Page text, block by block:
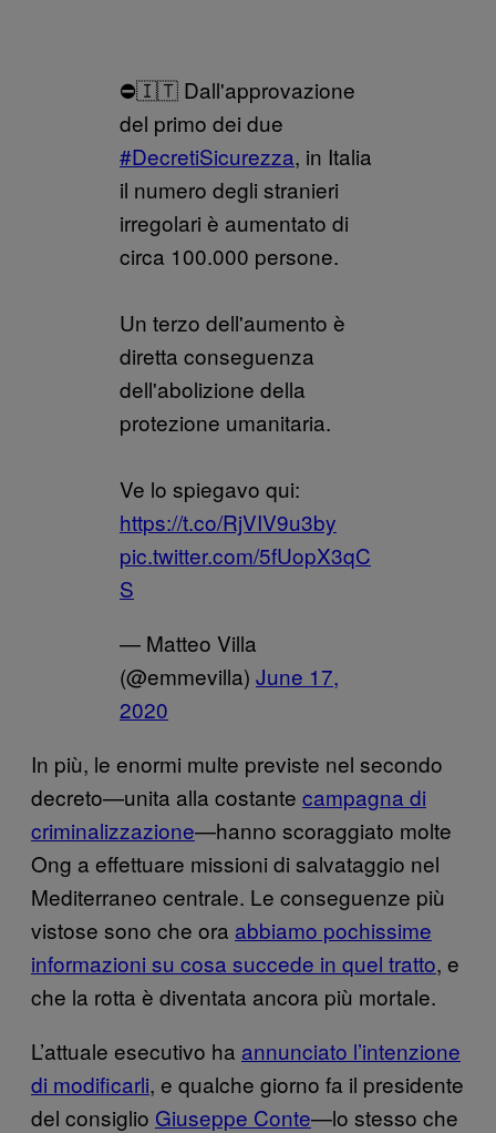
⛔️🇮🇹 Dall'approvazione
del primo dei due
#DecretiSicurezza, in Italia
il numero degli stranieri
irregolari è aumentato di
circa 100.000 persone.
Un terzo dell'aumento è
diretta conseguenza
dell'abolizione della
protezione umanitaria.
Ve lo spiegavo qui:
https://t.co/RjVIV9u3by
pic.twitter.com/5fUopX3qC
S
— Matteo Villa
(@emmevilla) June 17,
2020
In più, le enormi multe previste nel secondo
decreto—unita alla costante campagna di
criminalizzazione—hanno scoraggiato molte
Ong a effettuare missioni di salvataggio nel
Mediterraneo centrale. Le conseguenze più
vistose sono che ora abbiamo pochissime
informazioni su cosa succede in quel tratto, e
che la rotta è diventata ancora più mortale.
L’attuale esecutivo ha annunciato l’intenzione
di modificarli, e qualche giorno fa il presidente
del consiglio Giuseppe Conte—lo stesso che